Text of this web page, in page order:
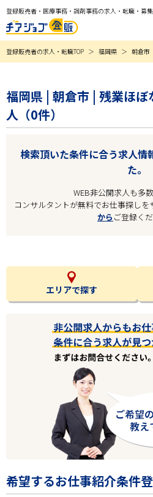
登録販売者・医療事務・調剤事務の求人・転職・募集
登録販売者の求人・転職TOP 福岡県 朝倉市
福岡県 | 朝倉市 | 残業ほ
人（0件）
検索頂いた条件に合う求人情
た。
WEB非公開求人も多
コンサルタントが無料でお仕事探し
から ご登録くだ
エリアで探す
希望するお仕事紹介条件